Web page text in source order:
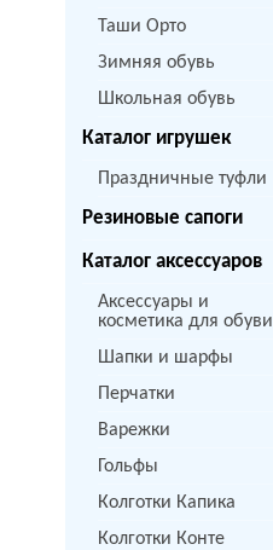
Таши Орто
Зимняя обувь
Школьная обувь
Каталог игрушек
Праздничные туфли
Резиновые сапоги
Каталог аксессуаров
Аксессуары и
косметика для обуви
Шапки и шарфы
Перчатки
Варежки
Гольфы
Колготки Капика
Колготки Конте